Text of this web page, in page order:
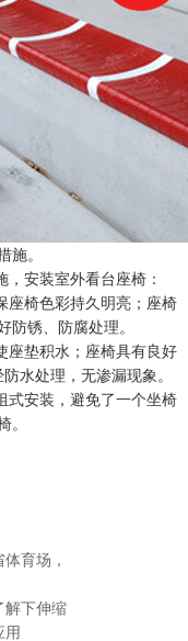
施。
安装室外看台座椅：
座椅色彩持久明亮；座椅
防锈、防腐处理。
座垫积水；座椅具有良好
水处理，无渗漏现象。
式安装，避免了一个坐椅
。
育场，
解下伸缩
用